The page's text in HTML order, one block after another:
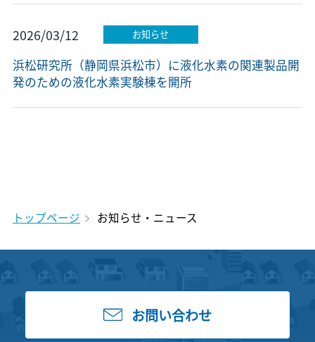
2026/03/12 お知らせ
浜松研究所（静岡県浜松市）に液化水素の関連製品開
発のための液化水素実験棟を開所
トップページ お知らせ・ニュース
お問い合わせ